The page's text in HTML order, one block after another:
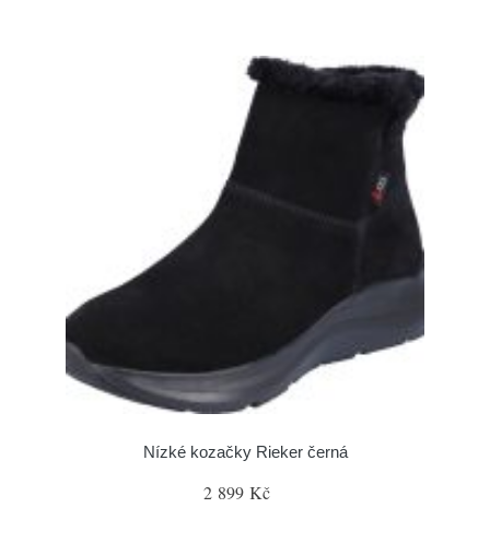
Nízké kozačky Rieker černá
2 899 Kč